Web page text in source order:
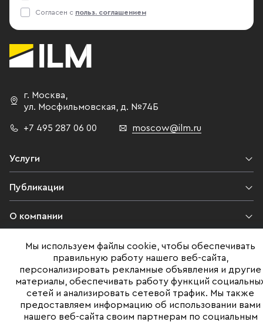
Согласен с польз. соглашением
г. Москва
ул. Мосфильмовская,
д. №74Б
+7 495 287 06 00 moscow@ilm.ru
Услуги
Публикации
О компании
Контакты
Юридическая информация
©ILM 2009-2026. Все права защищены
Мы используем файлы cookie, чтобы обеспечивать
правильную работу нашего веб-сайта,
персонализировать рекламные объявления и другие
материалы, обеспечивать работу функций
сетей и анализировать сетевой трафик. Мы также
предоставляем информацию об использовании вами
нашего веб-сайта своим партнерам по социальным